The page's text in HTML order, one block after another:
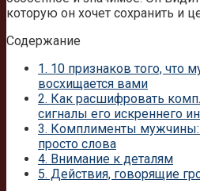
которую он хочет сохранить и
Содержание
1. 10 признаков того, что
восхищается вами
2. Как расшифровать
сигналы его искреннего
3. Комплименты мужчины:
просто слова
4. Внимание к деталям
5. Действия, говорящие